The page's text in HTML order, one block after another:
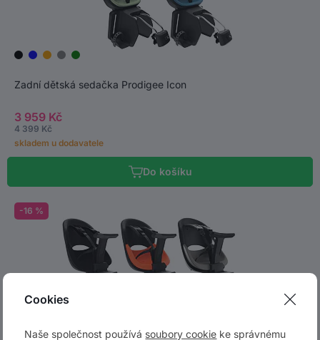
Do košíku
Zadní dětská sedačka Prodigee Icon
3 959 Kč
4 399 Kč
skladem u dodavatele
-16 %
Cookies
Naše společnost používá soubory cookie ke správnému